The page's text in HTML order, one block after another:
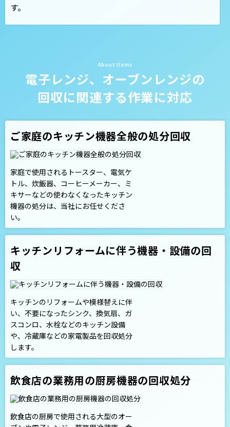
す。
電子レンジ、オーブンレンジの
回収に関連する作業に対応
ご家庭のキッチン機器全般の処分回収
家庭で使用されるトースター、電気ケ
トル、炊飯器、コーヒーメーカー、ミ
キサーなどの使わなくなったキッチン
機器の処分は、当社にお任せくださ
い。
キッチンリフォームに伴う機器・設備の回
収
キッチンのリフォームや模様替えに伴
い、不要になったシンク、換気扇、ガ
スコンロ、水栓などのキッチン設備
や、冷蔵庫などの家電製品を回収処分
します。
飲食店の業務用の厨房機器の回収処分
飲食店の厨房で使用される大型のオー